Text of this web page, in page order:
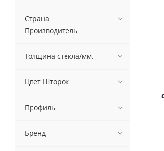
Страна
Производитель
Толщина стекла/мм.
Цвет Шторок
Профиль
Бренд